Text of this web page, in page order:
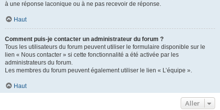
à une réponse laconique ou à ne pas recevoir de réponse.
Haut
Comment puis-je contacter un administrateur du forum ?
Tous les utilisateurs du forum peuvent utiliser le formulaire disponible sur le
lien « Nous contacter » si cette fonctionnalité a été activée par les
administrateurs du forum.
Les membres du forum peuvent également utiliser le lien « L’équipe ».
Haut
Aller